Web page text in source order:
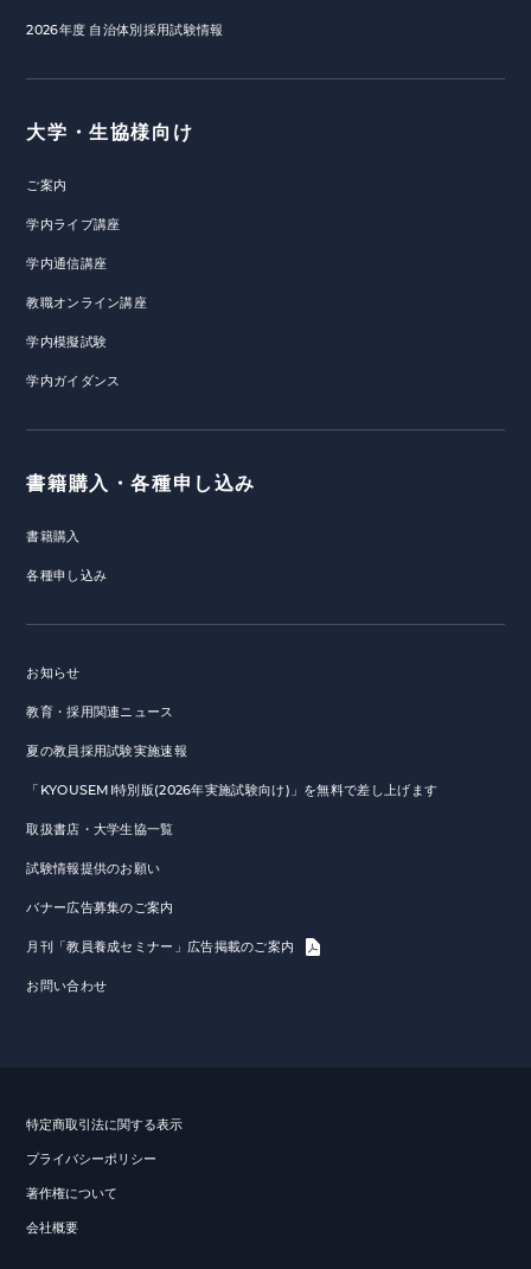
2026年度 自治体別採用試験情報
大学・生協様向け
ご案内
学内ライブ講座
学内通信講座
教職オンライン講座
学内模擬試験
学内ガイダンス
書籍購入・各種申し込み
書籍購入
各種申し込み
お知らせ
教育・採用関連ニュース
夏の教員採用試験実施速報
「KYOUSEMI特別版(2026年実施試験向け)」を無料で差し上げます
取扱書店・大学生協一覧
試験情報提供のお願い
バナー広告募集のご案内
月刊「教員養成セミナー」広告掲載のご案内
お問い合わせ
特定商取引法に関する表示
プライバシーポリシー
著作権について
会社概要